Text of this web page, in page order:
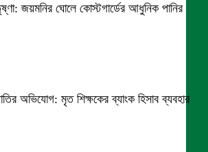
জয়মনির ঘোলে কোস্টগার্ডের আধুনিক পানির
অভিযোগ: মৃত শিক্ষকের ব্যাংক হিসাব ব্যবহার